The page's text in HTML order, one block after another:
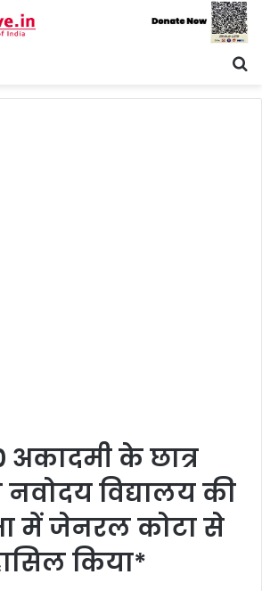
के छात्र
विद्यालय की
में जेनरल कोटा से
किया*